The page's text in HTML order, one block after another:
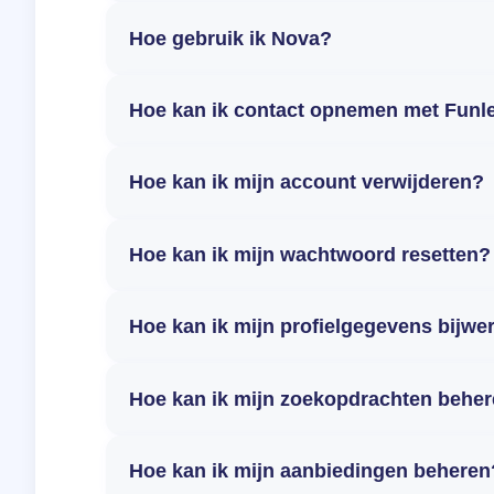
Hoe gebruik ik Nova?
Hoe kan ik contact opnemen met
Hoe kan ik mijn account verwijderen?
Hoe kan ik mijn wachtwoord resetten?
Hoe kan ik mijn profielgegevens
Hoe kan ik mijn zoekopdrachten
Hoe kan ik mijn aanbiedingen